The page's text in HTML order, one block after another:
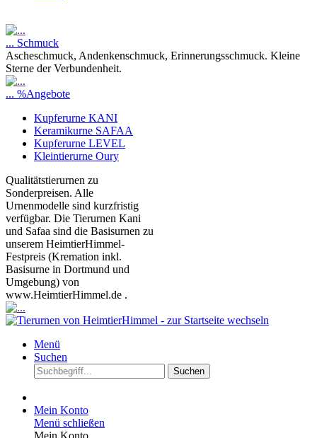
... Schmuck
Ascheschmuck, Andenkenschmuck, Erinnerungsschmuck. Kleine
Sterne der Verbundenheit.
... %Angebote
Kupferurne KANI
Keramikurne SAFAA
Kupferurne LEVEL
Kleintierurne Oury
Qualitätstierurnen zu
Sonderpreisen. Alle
Urnenmodelle sind kurzfristig
verfügbar. Die Tierurnen Kani
und Safaa sind die Basisurnen zu
unserem HeimtierHimmel-
Festpreis (Kremation inkl.
Basisurne in Dortmund und
Umgebung) von
www.HeimtierHimmel.de .
Menü
Suchen
Suchen
Mein Konto
Menü schließen
Mein Konto